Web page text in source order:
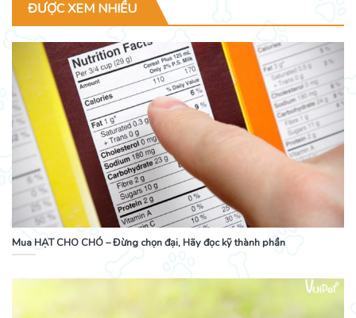
ĐƯỢC XEM NHIỀU
Mua HẠT CHO CHÓ – Đừng chọn đại, Hãy đọc kỹ thành phần